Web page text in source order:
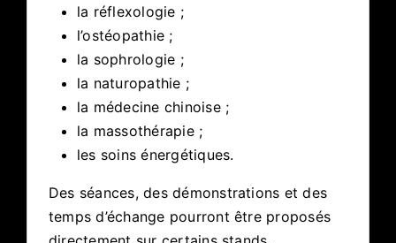
la réflexologie ;
l’ostéopathie ;
la sophrologie ;
la naturopathie ;
la médecine chinoise ;
la massothérapie ;
les soins énergétiques.
Des séances, des démonstrations et des
temps d’échange pourront être proposés